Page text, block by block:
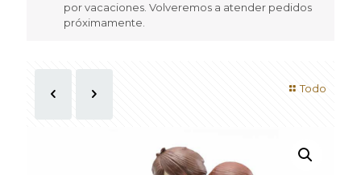
por vacaciones. Volveremos a atender pedidos
próximamente.
Todo